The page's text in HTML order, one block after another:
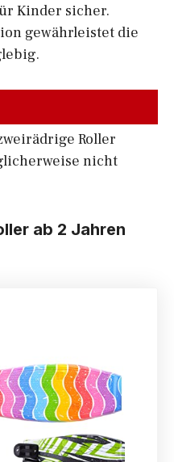
Kinder sicher.
gewährleistet die
Roller
nicht
ab 2 Jahren